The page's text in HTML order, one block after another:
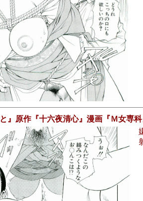
』原作『十六夜清心』漫画『Ｍ女専